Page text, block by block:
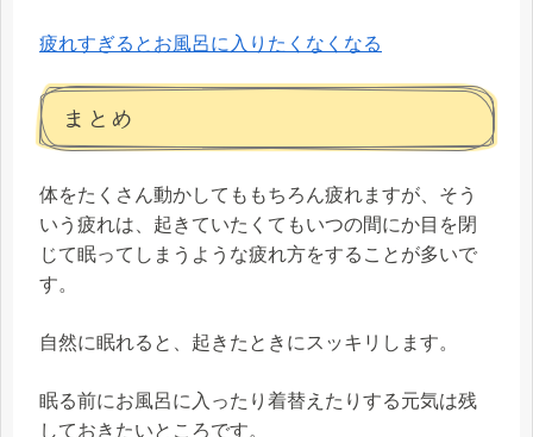
疲れすぎるとお風呂に入りたくなくなる
まとめ
体をたくさん動かしてももちろん疲れますが、そう
いう疲れは、起きていたくてもいつの間にか目を閉
じて眠ってしまうような疲れ方をすることが多いで
す。
自然に眠れると、起きたときにスッキリします。
眠る前にお風呂に入ったり着替えたりする元気は残
しておきたいところです。